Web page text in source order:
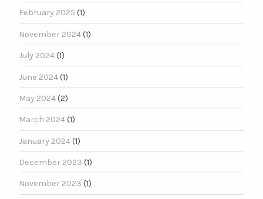
February 2025 (1)
November 2024(1)
July 2024(1)
June 2024(1)
May 2024(2)
March 2024(1)
January 2024(1)
December 2023 (1)
November 2023 (1)